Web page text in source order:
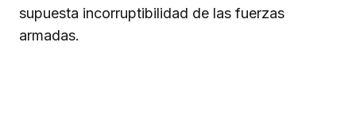
supuesta incorruptibilidad de las fuerzas
armadas.